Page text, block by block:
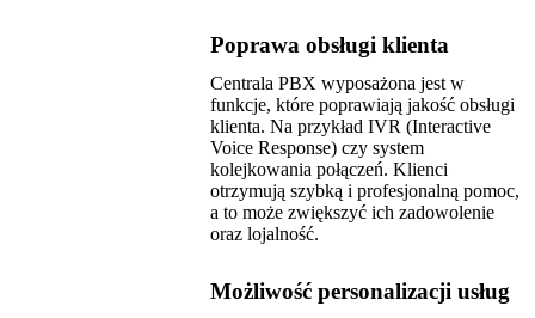
Poprawa obsługi klienta
Centrala PBX wyposażona jest w
funkcje, które poprawiają jakość obsługi
klienta. Na przykład IVR (Interactive
Voice Response) czy system
kolejkowania połączeń. Klienci
otrzymują szybką i profesjonalną pomoc,
a to może zwiększyć ich zadowolenie
oraz lojalność.
Możliwość personalizacji usług